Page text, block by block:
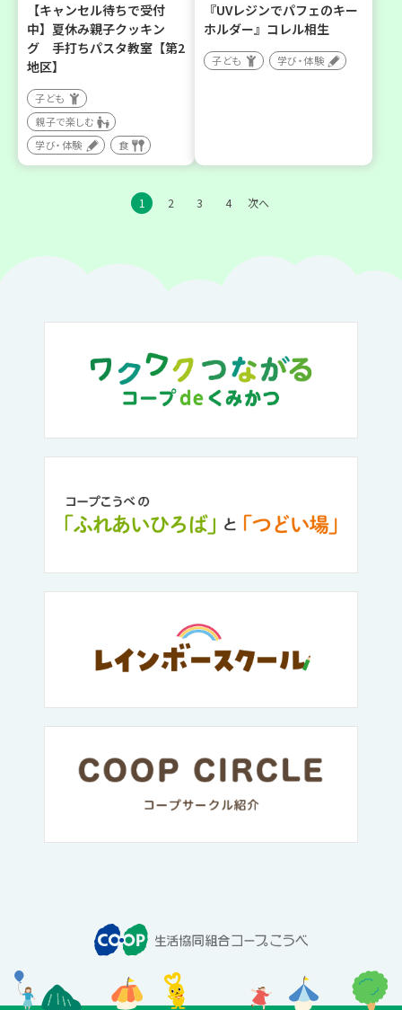
【キャンセル待ちで受付
中】夏休み親子クッキン
グ 手打ちパスタ教室【第2
地区】
子ども
親子で楽しむ
学び・体験
食
『UVレジンでパフェのキー
ホルダー』コレル相生
子ども 学び・体験
1 2 3 4 次へ